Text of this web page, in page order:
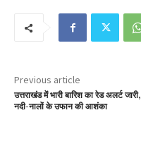
Previous article
उत्तराखंड में भारी बारिश का रेड अलर्ट जारी,
नदी-नालों के उफान की आशंका